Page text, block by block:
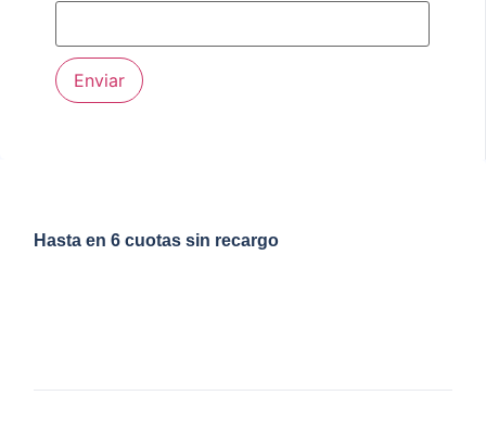
Hasta en 6 cuotas sin recargo